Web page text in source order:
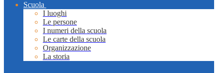
Scuola
I luoghi
Le persone
I numeri della scuola
Le carte della scuola
Organizzazione
La storia